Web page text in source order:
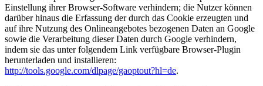
Einstellung ihrer Browser-Software verhindern; die Nutzer können
darüber hinaus die Erfassung der durch das Cookie erzeugten und
auf ihre Nutzung des Onlineangebotes bezogenen Daten an Google
sowie die Verarbeitung dieser Daten durch Google verhindern,
indem sie das unter folgendem Link verfügbare Browser-Plugin
herunterladen und installieren:
http://tools.google.com/dlpage/gaoptout?hl=de.